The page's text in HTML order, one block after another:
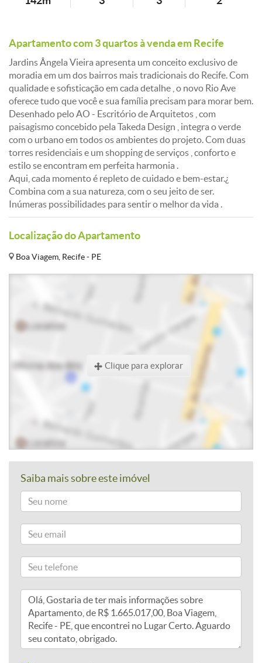
Apartamento com 3 quartos à venda em Recife
Jardins Ângela Vieira apresenta um conceito exclusivo de
moradia em um dos bairros mais tradicionais do Recife. Com
qualidade e sofisticação em cada detalhe , o novo Rio Ave
oferece tudo que você e sua família precisam para morar bem.
Desenhado pelo AO - Escritório de Arquitetos , com
paisagismo concebido pela Takeda Design , integra o verde
com o urbano em todos os ambientes do projeto. Com duas
torres residenciais e um shopping de serviços , conforto e
estilo se encontram em perfeita harmonia .
Aqui, cada momento é repleto de cuidado e bem-estar.¿
Combina com a sua natureza, com o seu jeito de ser.
Inúmeras possibilidades para sentir o melhor da vida .
Localização do Apartamento
Boa Viagem, Recife - PE
Clique para explorar
Saiba mais sobre este imóvel